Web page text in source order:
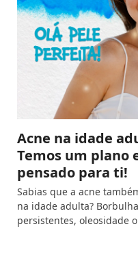
Acne na idade
Temos um plano
pensado para ti!
Sabias que a acne
na idade adulta?
persistentes, oleosidade